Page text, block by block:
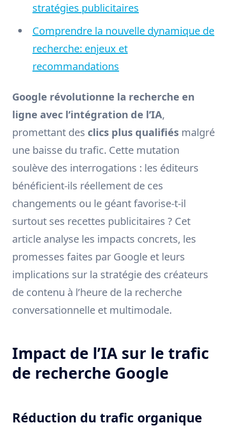
stratégies publicitaires
Comprendre la nouvelle dynamique de
recherche: enjeux et
recommandations
Google révolutionne la recherche en
ligne avec l’intégration de l’IA,
promettant des clics plus qualifiés malgré
une baisse du trafic. Cette mutation
soulève des interrogations : les éditeurs
bénéficient-ils réellement de ces
changements ou le géant favorise-t-il
surtout ses recettes publicitaires ? Cet
article analyse les impacts concrets, les
promesses faites par Google et leurs
implications sur la stratégie des créateurs
de contenu à l’heure de la recherche
conversationnelle et multimodale.
Impact de l’IA sur le trafic
de recherche Google
Réduction du trafic organique